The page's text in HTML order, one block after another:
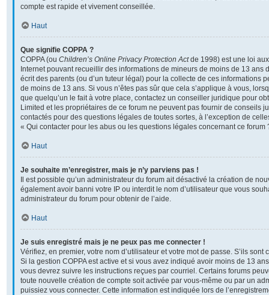
compte est rapide et vivement conseillée.
Haut
Que signifie COPPA ?
COPPA (ou Children’s Online Privacy Protection Actde 1998) est une loi
Internet pouvant recueillir des informations de mineurs de moins de 13 ans
écrit des parents (ou d’un tuteur légal) pour la collecte de ces informations
de moins de 13 ans. Si vous n’êtes pas sûr que cela s’applique à vous,
que quelqu’un le fait à votre place, contactez un conseiller juridique pour
Limited et les propriétaires de ce forum ne peuvent pas fournir de conseils
contactés pour des questions légales de toutes sortes, à l’exception de
« Qui contacter pour les abus ou les questions légales concernant ce forum
Haut
Je souhaite m’enregistrer, mais je n’y parviens pas !
Il est possible qu’un administrateur du forum ait désactivé la création de
également avoir banni votre IP ou interdit le nom d’utilisateur que vous
administrateur du forum pour obtenir de l’aide.
Haut
Je suis enregistré mais je ne peux pas me connecter !
Vérifiez, en premier, votre nom d’utilisateur et votre mot de passe. S’ils sont
Si la gestion COPPA est active et si vous avez indiqué avoir moins de 13
vous devrez suivre les instructions reçues par courriel. Certains forums
toute nouvelle création de compte soit activée par vous-même ou par un
puissiez vous connecter. Cette information est indiquée lors de